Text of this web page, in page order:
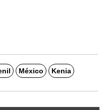
México Kenia